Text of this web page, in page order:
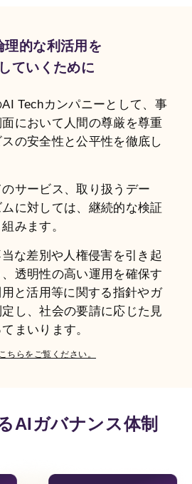
AI面談
"従業員の本音"をAIとの
面談で引き出し、組織
の課題と改善案を可視
ズ
反応を多角的・客観的
に評価するNPSサービ
理的な利活用を
ていくために
Techカンパニーとして、事
において人間の尊厳を尊重
の安全性と公平性を徹底し
サービス、取り扱うデー
に対しては、継続的な検証
みます。
な差別や人権侵害を引き起
透明性の高い運用を確保す
と活用等に関する指針やガ
し、社会の要請に応じた見
まいります。
らをご覧ください。
AIガバナンス体制